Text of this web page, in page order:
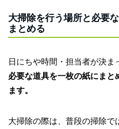
大掃除を行う場所と必要
まとめる
日にちや時間・担当者が決ま
必要な道具を一枚の紙にまと
ます。
大掃除の際は、普段の掃除